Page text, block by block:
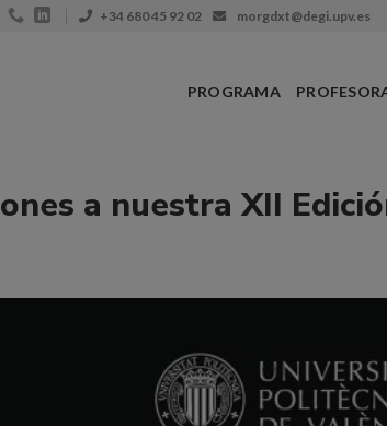
+34 680 45 92 02 morgdxt@degi.upv.es
PROGRAMA
a nuestra XII